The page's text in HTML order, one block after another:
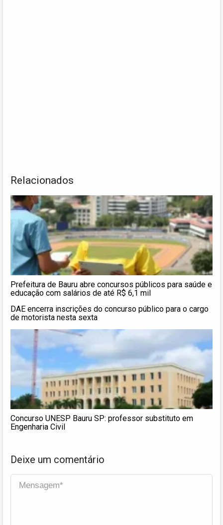
Relacionados
Prefeitura de Bauru abre concursos públicos para saúde e
educação com salários de até R$ 6,1 mil
DAE encerra inscrições do concurso público para o cargo
de motorista nesta sexta
Concurso UNESP Bauru SP: professor substituto em
Engenharia Civil
Deixe um comentário